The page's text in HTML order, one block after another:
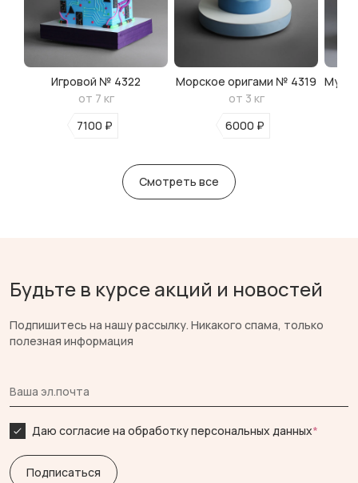
Игровой № 4322
от 7 кг
7100 ₽
Морское оригами № 4319
от 3 кг
6000 ₽
Смотреть все
Будьте в курсе акций и новостей
Подпишитесь на нашу рассылку. Никакого спама, только
полезная информация
Даю согласие на обработку персональных данных*